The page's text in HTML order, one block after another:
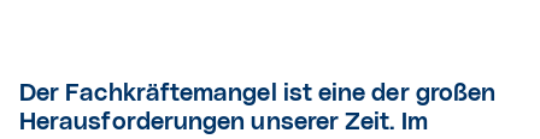
Der Fachkräftemangel ist eine der großen
Herausforderungen unserer Zeit. Im